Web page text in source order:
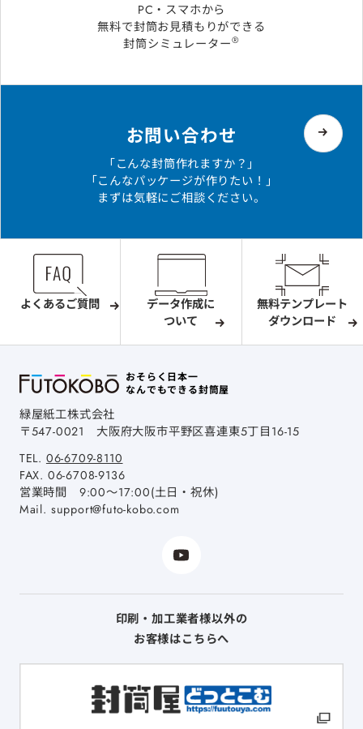
PC・スマホから
無料で封筒お見積もりができる
封筒シミュレーター®
お問い合わせ
「こんな封筒作れますか？」
「こんなパッケージが作りたい！」
まずは気軽にご相談ください。
よくあるご質問
データ作成に
ついて
無料テンプレート
ダウンロード
おそらく日本一
なんでもできる封筒屋
緑屋紙工株式会社
〒547-0021 大阪府大阪市平野区喜連東5丁目16-15
TEL. 06-6709-8110
FAX. 06-6708-9136
営業時間 9:00～17:00(土日・祝休)
Mail. support@futo-kobo.com
印刷・加工業者様以外の
お客様はこちらへ